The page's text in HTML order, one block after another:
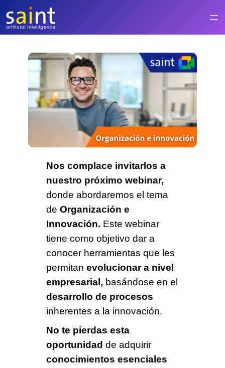
contenido
Nos complace invitarlos a
nuestro próximo webinar,
donde abordaremos el tema
de Organización e
Innovación. Este webinar
tiene como objetivo dar a
conocer herramientas que les
permitan evolucionar a nivel
empresarial, basándose en el
desarrollo de procesos
inherentes a la innovación.
No te pierdas esta
oportunidad de adquirir
conocimientos esenciales